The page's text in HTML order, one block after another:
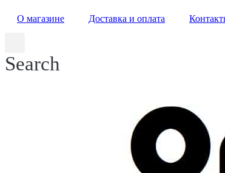
О магазине Доставка и оплата
Search